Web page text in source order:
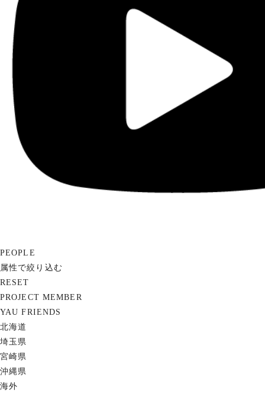
PEOPLE
属性で絞り込む
RESET
PROJECT MEMBER
YAU FRIENDS
北海道
埼玉県
宮崎県
沖縄県
海外